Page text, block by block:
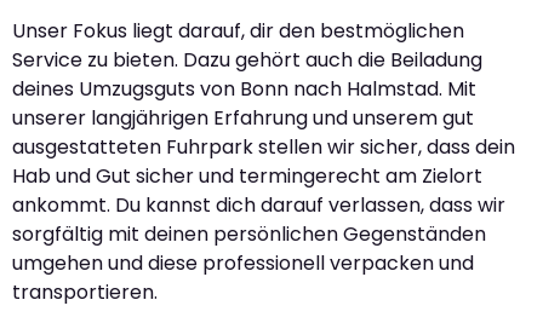
Unser Fokus liegt darauf, dir den bestmöglichen
Service zu bieten. Dazu gehört auch die Beiladung
deines Umzugsguts von Bonn nach Halmstad. Mit
unserer langjährigen Erfahrung und unserem gut
ausgestatteten Fuhrpark stellen wir sicher, dass dein
Hab und Gut sicher und termingerecht am Zielort
ankommt. Du kannst dich darauf verlassen, dass wir
sorgfältig mit deinen persönlichen Gegenständen
umgehen und diese professionell verpacken und
transportieren.